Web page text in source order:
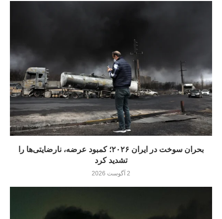
بحران سوخت در ایران ۲۰۲۶؛ کمبود عرضه، نارضایتی‌ها را
تشدید کرد
2 آگوست 2026